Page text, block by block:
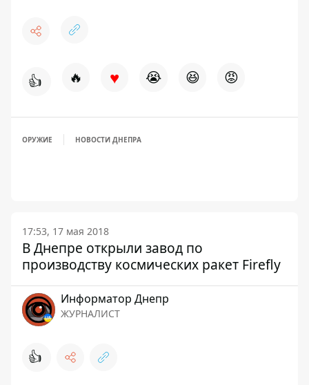
👍 🔥 ♥ 😭 😆 😡
ОРУЖИЕ НОВОСТИ ДНЕПРА
17:53, 17 мая 2018
В Днепре открыли завод по
производству космических ракет Firefly
Информатор Днепр
ЖУРНАЛИСТ
👍